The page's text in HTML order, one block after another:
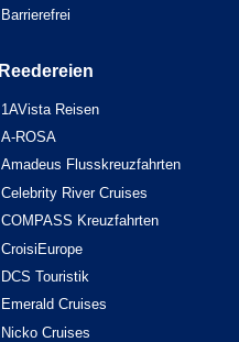
Barrierefrei
Reedereien
1AVista Reisen
A-ROSA
Amadeus Flusskreuzfahrten
Celebrity River Cruises
COMPASS Kreuzfahrten
CroisiEurope
DCS Touristik
Emerald Cruises
Nicko Cruises